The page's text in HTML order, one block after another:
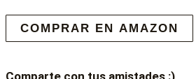
COMPRAR EN AMAZON